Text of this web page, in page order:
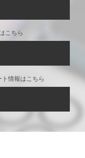
こちら
情報はこちら